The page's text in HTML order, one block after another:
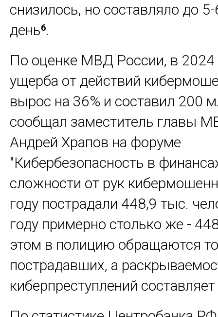
снизилось, но составляло до
день6.
По оценке МВД России, в 2024
ущерба от действий
вырос на 36% и составил 200
сообщал заместитель главы
Андрей Храпов на форуме
"Кибербезопасность в
сложности от рук
году пострадали 448,9 тыс.
году примерно столько же -
этом в полицию обращаются
пострадавших, а
киберпреступлений